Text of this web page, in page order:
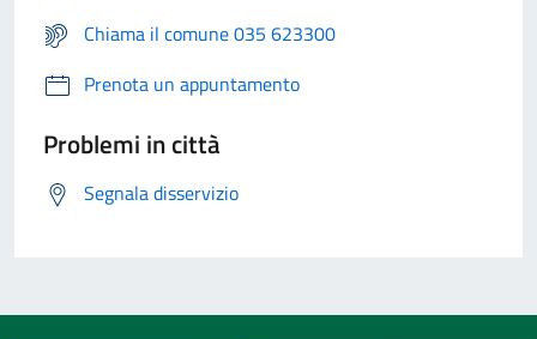
Chiama il comune 035 623300
Prenota un appuntamento
Problemi in città
Segnala disservizio